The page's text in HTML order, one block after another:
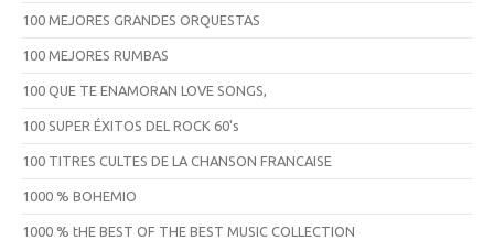
100 MEJORES GRANDES ORQUESTAS
100 MEJORES RUMBAS
100 QUE TE ENAMORAN LOVE SONGS,
100 SUPER ÉXITOS DEL ROCK 60's
100 TITRES CULTES DE LA CHANSON FRANCAISE
1000 % BOHEMIO
1000 % tHE BEST OF THE BEST MUSIC COLLECTION